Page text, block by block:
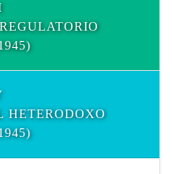
HETERODOXO